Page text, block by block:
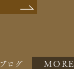
ブログ MORE